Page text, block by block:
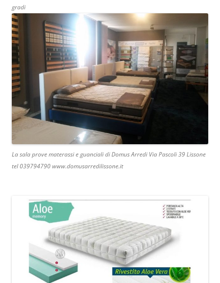
gradi
La sala prove materassi e guanciali di Domus Arredi Via Pascoli 39 Lissone
tel 039794790 www.domusarredilissone.it